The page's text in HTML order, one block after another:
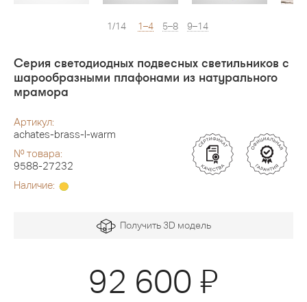
1/14 1–4 5–8 9–14
Серия светодиодных подвесных светильников с
шарообразными плафонами из натурального
мрамора
Артикул:
achates-brass-l-warm
№ товара:
9588-27232
Наличие:
Получить 3D модель
92 600 Я